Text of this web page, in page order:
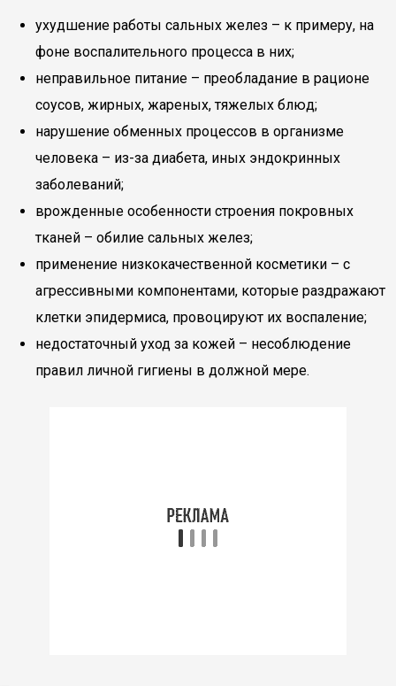
ухудшение работы сальных желез – к примеру, на
фоне воспалительного процесса в них;
неправильное питание – преобладание в рационе
соусов, жирных, жареных, тяжелых блюд;
нарушение обменных процессов в организме
человека – из-за диабета, иных эндокринных
заболеваний;
врожденные особенности строения покровных
тканей – обилие сальных желез;
применение низкокачественной косметики – с
агрессивными компонентами, которые раздражают
клетки эпидермиса, провоцируют их воспаление;
недостаточный уход за кожей – несоблюдение
правил личной гигиены в должной мере.